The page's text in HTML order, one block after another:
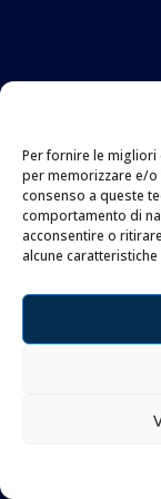
Per fornire le migliori
per memorizzare e/
consenso a queste
comportamento di
acconsentire o
alcune caratteristiche
di